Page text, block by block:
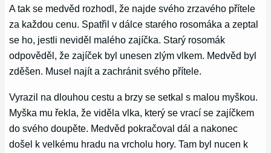
A tak se medvěd rozhodl, že najde svého zrzavého přítele
za každou cenu. Spatřil v dálce starého rosomáka a zeptal
se ho, jestli neviděl malého zajíčka. Starý rosomák
odpověděl, že zajíček byl unesen zlým vlkem. Medvěd byl
zděšen. Musel najít a zachránit svého přítele.
Vyrazil na dlouhou cestu a brzy se setkal s malou myškou.
Myška mu řekla, že viděla vlka, který se vrací se zajíčkem
do svého doupěte. Medvěd pokračoval dál a nakonec
došel k velkému hradu na vrcholu hory. Tam byl nucen k